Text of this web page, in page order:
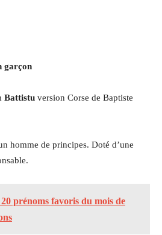
garçon
Battistu version Corse de Baptiste
homme de principes. Doté d’une
prénoms favoris du mois de